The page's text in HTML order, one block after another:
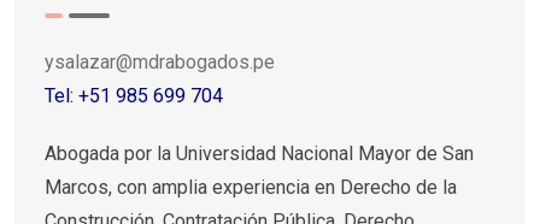
ysalazar@mdrabogados.pe
Tel: +51 985 699 704
Abogada por la Universidad Nacional Mayor de San
Marcos, con amplia experiencia en Derecho de la